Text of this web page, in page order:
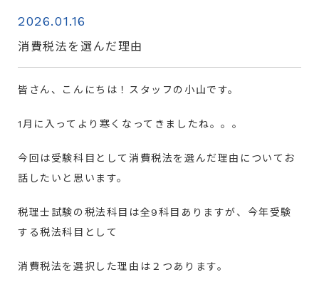
2026.01.16
消費税法を選んだ理由
皆さん、こんにちは！スタッフの小山です。
1月に入ってより寒くなってきましたね。。。
今回は受験科目として消費税法を選んだ理由についてお
話したいと思います。
税理士試験の税法科目は全9科目ありますが、今年受験
する税法科目として
消費税法を選択した理由は２つあります。